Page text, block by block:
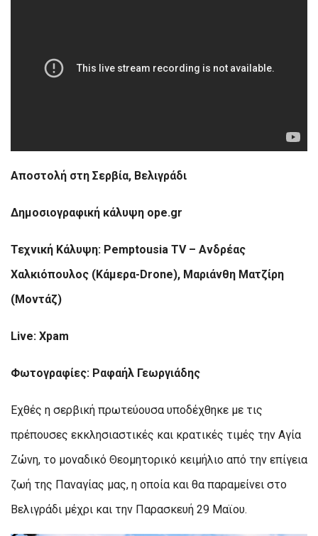
Αποστολή στη Σερβία, Βελιγράδι
Δημοσιογραφική κάλυψη ope.gr
Τεχνική Κάλυψη: Pemptousia TV – Ανδρέας
Χαλκιόπουλος (Κάμερα-Drone), Μαριάνθη Ματζίρη
(Μοντάζ)
Live: Xpam
Φωτογραφίες: Ραφαήλ Γεωργιάδης
Εχθές η σερβική πρωτεύουσα υποδέχθηκε με τις
πρέπουσες εκκλησιαστικές και κρατικές τιμές την Αγία
Ζώνη, το μοναδικό Θεομητορικό κειμήλιο από την επίγεια
ζωή της Παναγίας μας, η οποία και θα παραμείνει στο
Βελιγράδι μέχρι και την Παρασκευή 29 Μαϊου.